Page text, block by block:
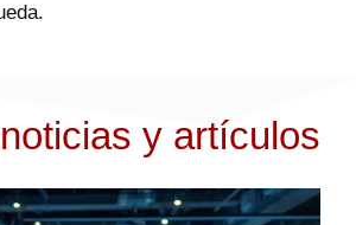
y artículos